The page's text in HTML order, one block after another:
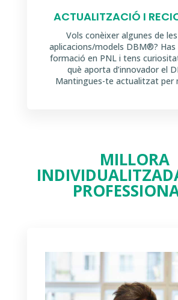
ACTUALITZACIÓ I
Vols conèixer algunes de
aplicacions/models DBM®?
formació en PNL i tens
què aporta d’innovador el
Mantingues-te actualitzat per
MILLORA